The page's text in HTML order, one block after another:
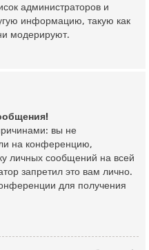
администраторов и
информацию, такую как
модерируют.
вы не
на конференцию,
личных сообщений на всей
запретил это вам лично.
для получения